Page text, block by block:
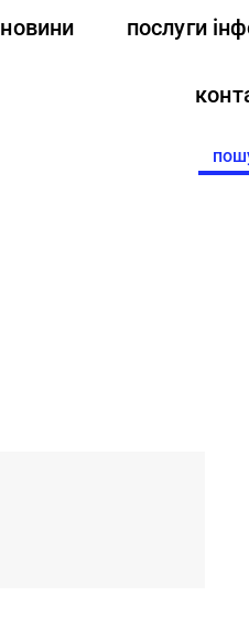
новини послуги
for: